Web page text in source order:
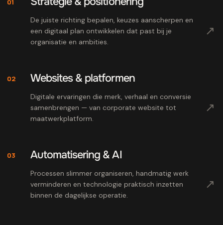
01
De juiste richting bepalen, keuzes aanscherpen en
een digitaal plan ontwikkelen dat past bij je
organisatie en ambities.
↗
02 Websites & platformen
Digitale ervaringen die merk, verhaal en conversie
samenbrengen — van corporate website tot
maatwerkplatform.
↗
03 Automatisering & AI
Processen slimmer organiseren, handmatig werk
verminderen en technologie praktisch inzetten
binnen de dagelijkse operatie.
↗